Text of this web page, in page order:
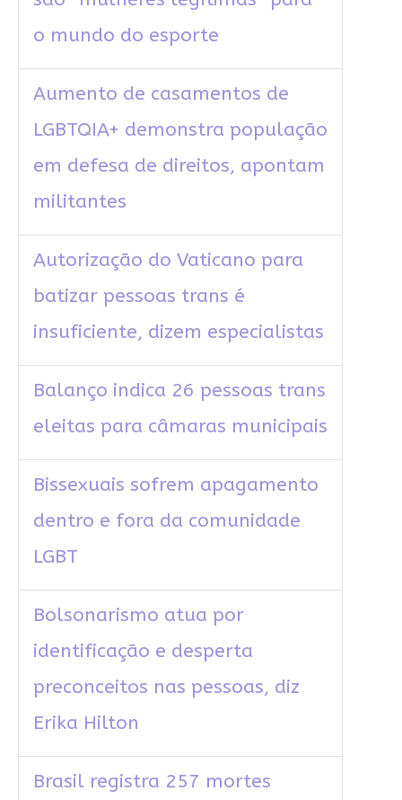
o mundo do esporte
Aumento de casamentos de
LGBTQIA+ demonstra população
em defesa de direitos, apontam
militantes
Autorização do Vaticano para
batizar pessoas trans é
insuficiente, dizem especialistas
Balanço indica 26 pessoas trans
eleitas para câmaras municipais
Bissexuais sofrem apagamento
dentro e fora da comunidade
LGBT
Bolsonarismo atua por
identificação e desperta
preconceitos nas pessoas, diz
Erika Hilton
Brasil registra 257 mortes